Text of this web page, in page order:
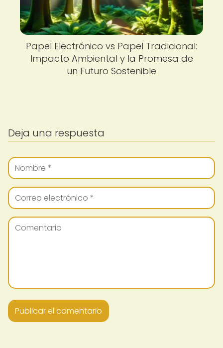
Papel Electrónico vs Papel Tradicional:
Impacto Ambiental y la Promesa de
un Futuro Sostenible
Deja una respuesta